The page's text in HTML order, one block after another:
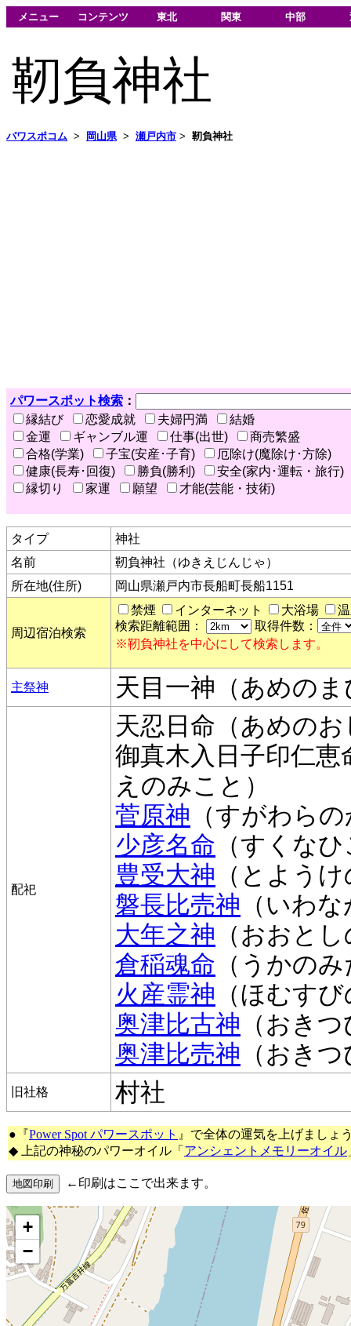
メニュー コンテンツ 東北 関東 中部
靭負神社
パワスポコム > 岡山県> 瀬戸内市 > 靭負神社
パワースポット検索 ：
縁結び
恋愛成就 夫婦円満
結婚
金運
ギャンブル運 仕事(出世)
商売繁盛
合格(学業)
子宝(安産･子育)
厄除け(魔除け･方除)
健康(長寿･回復)
勝負(勝利)
安全(家内･運転・旅行)
縁切り
家運 願望 才能(芸能・技術)
タイプ
神社
名前
靭負神社（ゆきえじんじゃ）
所在地(住所)
岡山県瀬戸内市長船町長船1151
周辺宿泊検索
禁煙 インターネット 大浴場
検索距離範囲：
取得件数：
※靭負神社を中心にして検索します。
主祭神 天目一神（あめの
配祀
天忍日命（あめの
御真木入日子印仁
えのみこと）
菅原神 （すがわら
少彦名命 （すくな
豊受大神 （とよう
磐長比売神 （いわ
大年之神 （おおと
倉稲魂命 （うかの
火産霊神 （ほむす
奥津比古神 （おき
奥津比売神 （おき
旧社格 村社
●『Power Spot パワースポット 』で全体の運気を上げましょ
◆ 上記の神秘のパワーオイル「 アンシェントメモリーオイル
←印刷はここで出来ます。
+
−